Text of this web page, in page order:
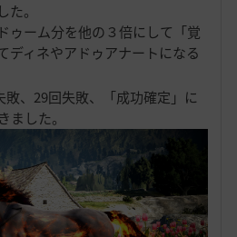
。
ゥーム分を他の３倍にして「覚
ィネやアドゥアナートになる
、29回失敗、「成功確定」に
ました。